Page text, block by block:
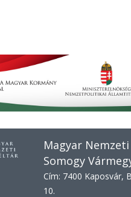
Magyar
Somogy
Cím: 7400 Kaposvár,
10.